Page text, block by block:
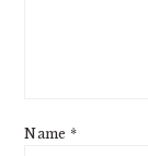
Name *